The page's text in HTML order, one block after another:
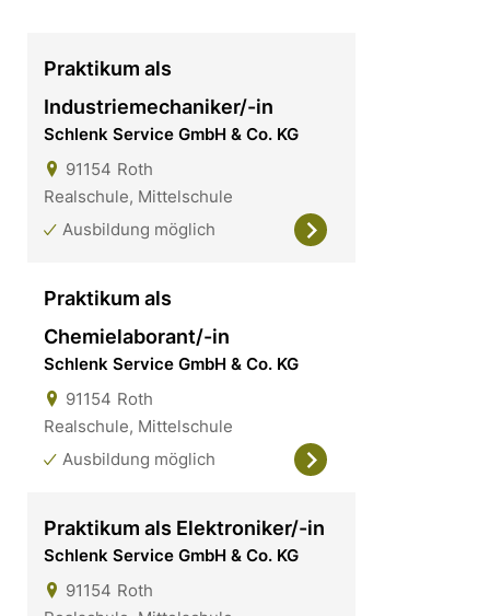
Praktikum als
Industriemechaniker/-in
Schlenk Service GmbH & Co. KG
91154 Roth
Realschule, Mittelschule
Ausbildung möglich
Praktikum als
Chemielaborant/-in
Schlenk Service GmbH & Co. KG
91154 Roth
Realschule, Mittelschule
Ausbildung möglich
Praktikum als Elektroniker/-in
Schlenk Service GmbH & Co. KG
91154 Roth